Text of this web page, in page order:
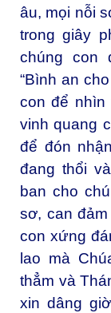
âu, mọi nỗi
trong giây
chúng con
“Bình an
con để nhìn
vinh quang
để đón
đang thổi
ban cho
sơ, can
con xứng
lao mà
thẳm và
xin dâng